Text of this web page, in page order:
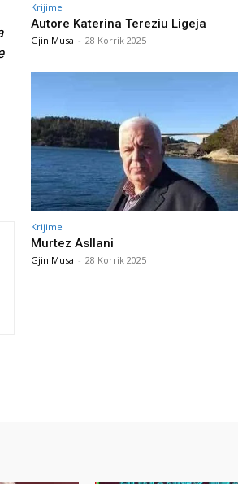
Krijime
Autore Katerina Tereziu Ligeja
Gjin Musa - 28 Korrik 2025
Krijime
Murtez Asllani
Gjin Musa - 28 Korrik 2025